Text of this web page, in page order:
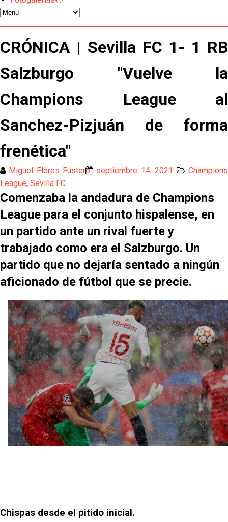
El Granada negocia con el Sevilla FC por Alberto
Flores
El Sevilla continúa con despidos y rechaza una
oferta de 420 millones por el club
El Sevilla mueve ficha por Robbie Ure: la opción 'A'
para el ataque nervionense
Los contratiempos para García Plaza por la mala
El Sevilla C se queda en Tercera Federación
Atlético y Getafe agitan el mercado de LaLiga
Luis García Plaza: No sufrir ya es un paso adelante
El Sevilla FC plantea ampliar hasta cinco fichajes
más antes del cierre
Djibril Sow pone rumbo a Italia para firmar su nuevo
contrato con el Genoa
del campo sevillista
Sow muy cerca de cerrar su traspaso al Genoa
CRÓNICA | Sevilla FC 1- 1 RB
Salzburgo "Vuelve la
Champions League al
Sanchez-Pizjuán de forma
frenética"
Miguel Flores Fustero septiembre 14, 2021
Champions
League, Sevilla FC
Comenzaba la andadura de Champions
League para el conjunto hispalense, en
un partido ante un rival fuerte y
trabajado como era el Salzburgo. Un
partido que no dejaría sentado a ningún
aficionado de fútbol que se precie.
Chispas desde el pitido inicial.